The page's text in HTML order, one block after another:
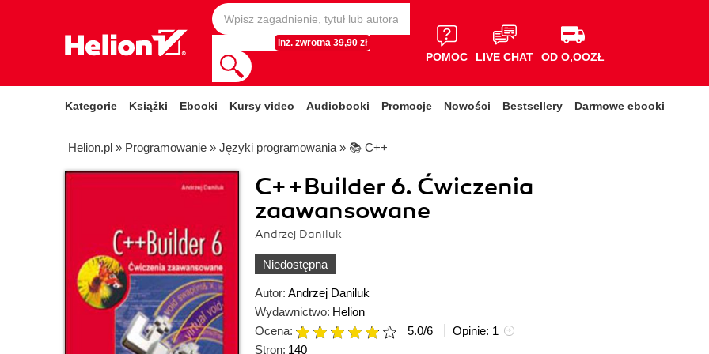
Inż. zwrotna 39,90 zł
POMOC LIVE CHAT OD O,OOZŁ
Kategorie Książki Ebooki Kursy video Audiobooki Promocje Nowości Bestsellery Darmowe ebooki
Helion.pl » Programowanie » Języki programowania » 📚 C++
C++Builder 6. Ćwiczenia
zaawansowane
Andrzej Daniluk
Niedostępna
Autor: Andrzej Daniluk
Wydawnictwo: Helion
Ocena:
5.0/6 Opinie: 1
Stron: 140